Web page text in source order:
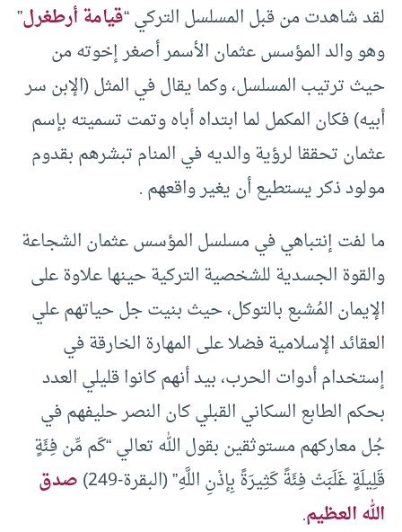
لقد شاهدت من قبل المسلسل التركي “قيامة أرطغرل”
وهو والد المؤسس عثمان الأسمر أصغر إخوته من
حيث ترتيب المسلسل، وكما يقال في المثل (الإبن سر
أبيه) فكان المكمل لما ابتداه أباه وتمت تسميته بإسم
عثمان تحققا لرؤية والديه في المنام تبشرهم بقدوم
مولود ذكر يستطيع أن يغير واقعهم .
ما لفت إنتباهي في مسلسل المؤسس عثمان الشجاعة
والقوة الجسدية للشخصية التركية حينها علاوة على
الإيمان المُشبع بالتوكل، حيث بنيت جل حياتهم علي
العقائد الإسلامية فضلا على المهارة الخارقة في
إستخدام أدوات الحرب، بيد أنهم كانوا قليلي العدد
بحكم الطابع السكاني القبلي كان النصر حليفهم في
جُل معاركهم مستوثقين بقول الله تعالي “كَم مِّن فِئَةٍ
قَلِيلَةٍ غَلَبَتْ فِئَةً كَثِيرَةً بِإذْنِ اللَّهِ” (البقرة-249)
صدق
الله العظيم.